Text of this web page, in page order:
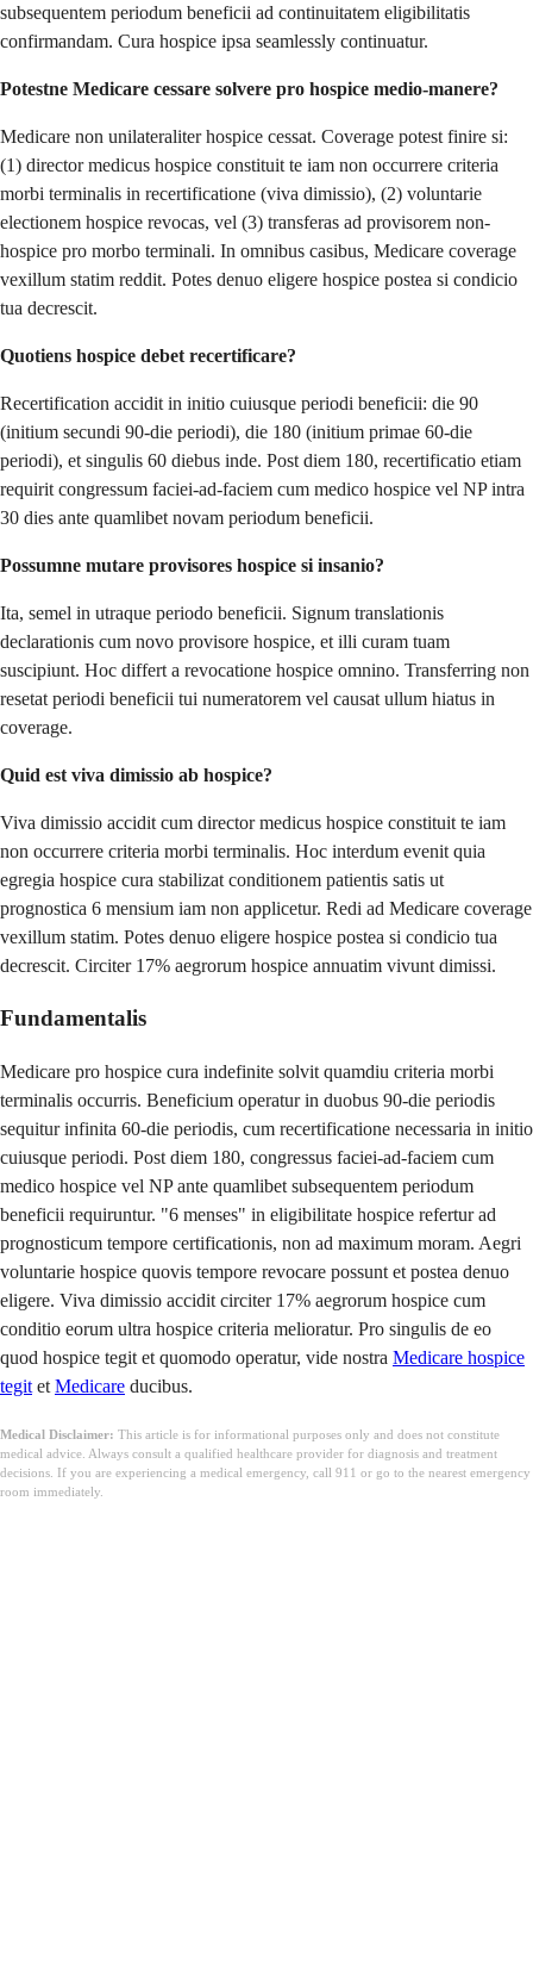
subsequentem periodum beneficii ad continuitatem eligibilitatis
confirmandam. Cura hospice ipsa seamlessly continuatur.
Potestne Medicare cessare solvere pro hospice medio-manere?
Medicare non unilateraliter hospice cessat. Coverage potest finire si:
(1) director medicus hospice constituit te iam non occurrere criteria
morbi terminalis in recertificatione (viva dimissio), (2) voluntarie
electionem hospice revocas, vel (3) transferas ad provisorem non-
hospice pro morbo terminali. In omnibus casibus, Medicare coverage
vexillum statim reddit. Potes denuo eligere hospice postea si condicio
tua decrescit.
Quotiens hospice debet recertificare?
Recertification accidit in initio cuiusque periodi beneficii: die 90
(initium secundi 90-die periodi), die 180 (initium primae 60-die
periodi), et singulis 60 diebus inde. Post diem 180, recertificatio etiam
requirit congressum faciei-ad-faciem cum medico hospice vel NP intra
30 dies ante quamlibet novam periodum beneficii.
Possumne mutare provisores hospice si insanio?
Ita, semel in utraque periodo beneficii. Signum translationis
declarationis cum novo provisore hospice, et illi curam tuam
suscipiunt. Hoc differt a revocatione hospice omnino. Transferring non
resetat periodi beneficii tui numeratorem vel causat ullum hiatus in
coverage.
Quid est viva dimissio ab hospice?
Viva dimissio accidit cum director medicus hospice constituit te iam
non occurrere criteria morbi terminalis. Hoc interdum evenit quia
egregia hospice cura stabilizat conditionem patientis satis ut
prognostica 6 mensium iam non applicetur. Redi ad Medicare coverage
vexillum statim. Potes denuo eligere hospice postea si condicio tua
decrescit. Circiter 17% aegrorum hospice annuatim vivunt dimissi.
Fundamentalis
Medicare pro hospice cura indefinite solvit quamdiu criteria morbi
terminalis occurris. Beneficium operatur in duobus 90-die periodis
sequitur infinita 60-die periodis, cum recertificatione necessaria in initio
cuiusque periodi. Post diem 180, congressus faciei-ad-faciem cum
medico hospice vel NP ante quamlibet subsequentem periodum
beneficii requiruntur. "6 menses" in eligibilitate hospice refertur ad
prognosticum tempore certificationis, non ad maximum moram. Aegri
voluntarie hospice quovis tempore revocare possunt et postea denuo
eligere. Viva dimissio accidit circiter 17% aegrorum hospice cum
conditio eorum ultra hospice criteria melioratur. Pro singulis de eo
quod hospice tegit et quomodo operatur, vide nostra Medicare hospice
tegit et Medicare ducibus.
Medical Disclaimer: This article is for informational purposes only and does not constitute
medical advice. Always consult a qualified healthcare provider for diagnosis and treatment
decisions. If you are experiencing a medical emergency, call 911 or go to the nearest emergency
room immediately.